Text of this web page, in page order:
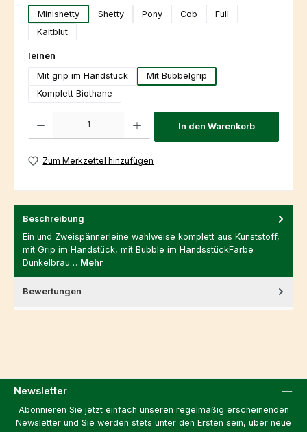
Minishetty
Shetty Pony Cob
Full
Kaltblut
leinen
Mit grip im Handstück
Mit Bubbelgrip
Komplett Biothane
Produkt Anzahl: Gib den gewünschten Wert ein oder benutze die
In den Warenkorb
Zum Merkzettel hinzufügen
Beschreibung
Ein und Zweispännerleine wahlweise komplett aus Kunststoff,
mit Grip im Handstück, mit Bubble im HandsstückFarbe
Dunkelbrau… Mehr
Bewertungen
Newsletter
Abonnieren Sie jetzt einfach unseren regelmäßig erscheinenden
Newsletter und Sie werden stets unter den Ersten sein, über neue